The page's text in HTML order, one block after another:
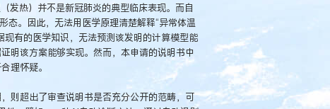
发热）并不是新冠肺炎的典型临床表现。而自
态。因此，无法用医学原理清楚解释“异常体温
有的医学知识，无法预测该发明的计算模型能
明该方案能够实现。然而，本申请的说明书中
理怀疑。
则超出了审查说明书是否充分公开的范畴，可